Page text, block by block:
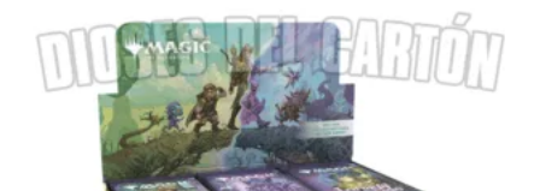
variantes.
Las
opciones